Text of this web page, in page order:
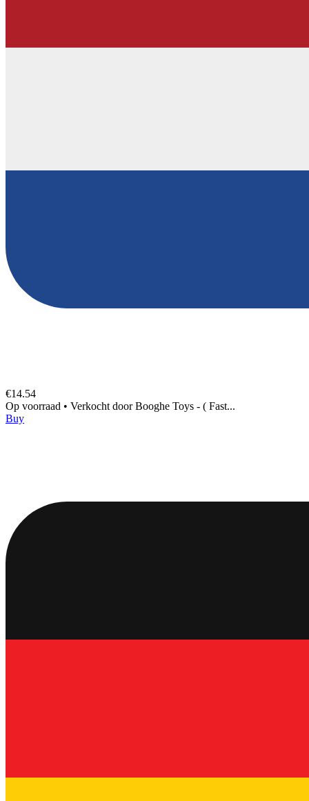
€14.54
Op voorraad • Verkocht doorBooghe Toys - ( Fast...
Buy